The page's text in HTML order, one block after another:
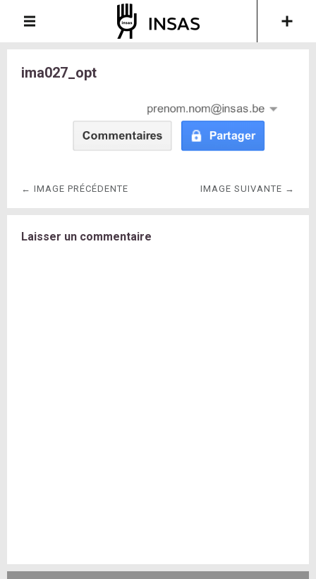
ima027_opt
← IMAGE PRÉCÉDENTE IMAGE SUIVANTE →
Laisser un commentaire